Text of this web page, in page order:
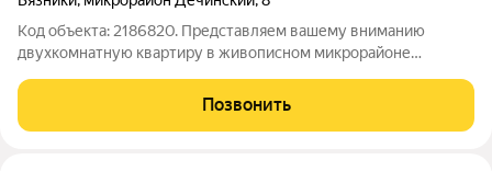
Код объекта: 2186820. Представляем вашему вниманию
двухкомнатную квартиру в живописном микрорайоне
этаже пятиэтажного кирпичного дома 1975 года постройки.
Общая площадь составляет 42,4 кв. м,
Позвонить